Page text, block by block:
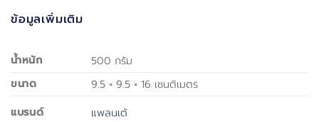
ข้อมูลเพิ่มเติม
น้ำหนัก
500 กรัม
ขนาด
9.5 × 9.5 × 16 เซนติเมตร
แบรนด์
แพลนเต้